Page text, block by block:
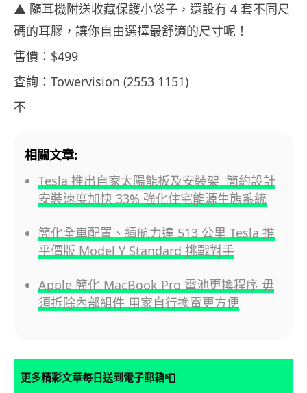
▲ 隨耳機附送收藏保護小袋子，還設有 4 套不同尺
碼的耳膠，讓你自由選擇最舒適的尺寸呢！
售價：$499
查詢：Towervision (2553 1151)
不
相關文章:
Tesla 推出自家太陽能板及安裝架 簡約設計
安裝速度加快 33% 強化住宅能源生態系統
簡化全車配置、續航力達 513 公里 Tesla 推
平價版 Model Y Standard 挑戰對手
Apple 簡化 MacBook Pro 電池更換程序 毋
須拆除內部組件 用家自行換電更方便
更多精彩文章每日送到電子郵箱📮